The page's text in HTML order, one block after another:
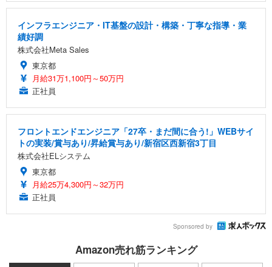
インフラエンジニア・IT基盤の設計・構築・丁寧な指導・業
績好調
株式会社Meta Sales
東京都
月給31万1,100円～50万円
正社員
フロントエンドエンジニア「27卒・まだ間に合う!」WEBサイ
トの実装/賞与あり/昇給賞与あり/新宿区西新宿3丁目
株式会社ELシステム
東京都
月給25万4,300円～32万円
正社員
Sponsored by
Amazon売れ筋ランキング